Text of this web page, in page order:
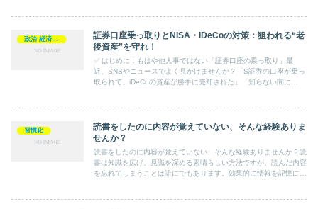
証券口座乗っ取りとNISA・iDeCoの対策：狙われる“老
後資産”を守れ！
✅ はじめに：もはや他人事ではない「証券口座の乗っ取り」最
近、SNSやニュースでよく見かけませんか？「S証券の口座が乗っ
取られて、iDeCoの資産が勝手に売却された」「知らない間に
習慣化
読書をしたのに内容が覚えていない、そんな経験ありま
せんか？
読書をしたのに内容が覚えていない、そんな経験ありませんか？読
書は知識を広げ、見識を深める素晴らしい方法ですが、読んだ内容
を忘れてしまうことは誰にでもあります。効果的に情報を記憶に留